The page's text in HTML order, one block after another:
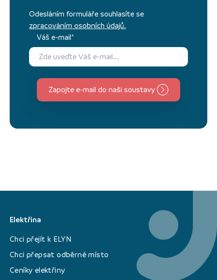
Odesláním formuláře souhlasíte se
zpracováním osobních údajů.
Váš e-mail*
Zapojte e-mail do naši soustavy
Elektřina
Chci přejít k ELYN
Chci přepsat odběrné místo
Ceníky elektřiny